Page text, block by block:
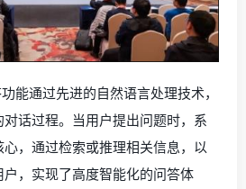
能通过先进的自然语言处理技术，
话过程。当用户提出问题时，系
，通过检索或推理相关信息，以
，实现了高度智能化的问答体